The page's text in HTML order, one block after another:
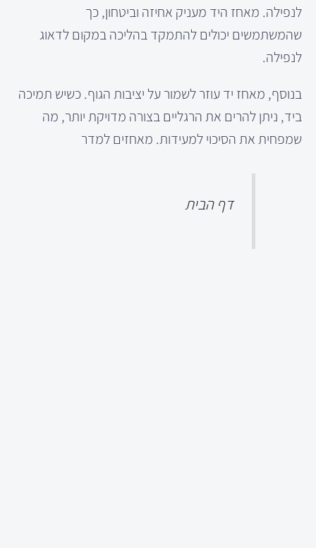
לנפילה. מאחז היד מעניק אחיזה וביטחון, כך
שהמשתמשים יכולים להתמקד בהליכה במקום לדאוג
לנפילה.
בנוסף, מאחז יד עוזר לשמור על יציבות הגוף. כשיש תמיכה
ביד, ניתן להרים את הרגליים בצורה מדויקת יותר, מה
שמפחית את הסיכוי למעידות. מאחזים למדר
דף הבית